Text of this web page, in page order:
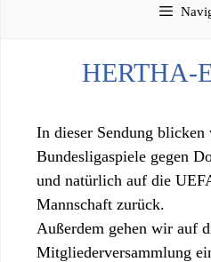
HERTHA-
In dieser Sendung
Bundesligaspiele gegen
und natürlich auf die
Mannschaft zurück.
Außerdem gehen wir auf
Mitgliederversammlung